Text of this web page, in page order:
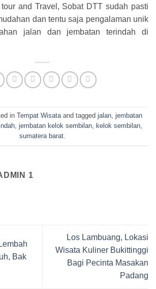
and Travel, Sobat DTT sudah pasti
dan tentu saja pengalaman unik
jalan dan jembatan terindah di
in Tempat Wisataand tagged jalan, jembatan
, jembatan kelok sembilan, kelok sembilan,
sumatera barat.
1
Bak
Los Lambuang, Lokasi
Wisata Kuliner Bukittinggi
Bagi Pecinta Masakan
Padang